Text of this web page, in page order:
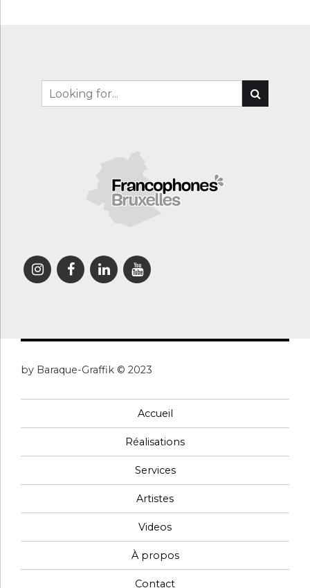
by Baraque-Graffik © 2023
Accueil
Réalisations
Services
Artistes
Videos
À propos
Contact